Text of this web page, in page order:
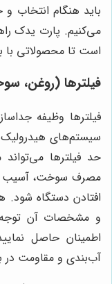
باید هنگام انتخاب
می‌کنیم. پارت یدک
است تا محصولاتی با
فیلترها (روغن،
فیلترها وظیفه
سیستم‌های هیدرولیک
حد فیلترها
مصرف سوخت، آسیب
افتادن دستگاه شود.
و مشخصات آن
اطمینان حاصل
آب‌بندی و مقاومت در